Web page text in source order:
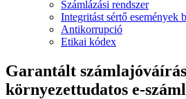
Számlázási rendszer
Integritást sértő események
Antikorrupció
Etikai kódex
Garantált
környezettudatos e-